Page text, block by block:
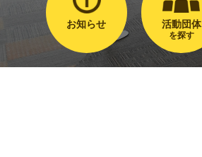
お知らせ 活動団体
を探す